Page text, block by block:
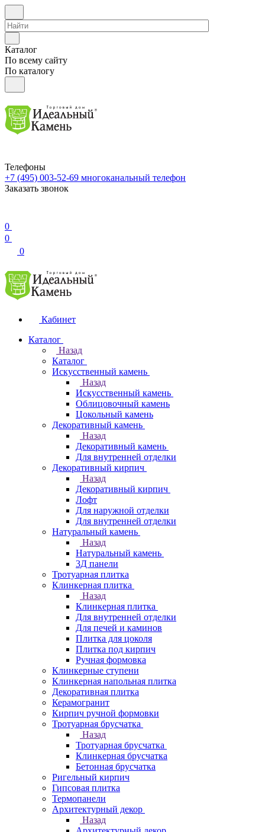
Каталог
По всему сайту
По каталогу
Телефоны
+7 (495) 003-52-69 многоканальный телефон
Заказать звонок
0
0
0
Кабинет
Каталог
Назад
Каталог
Искусственный камень
Назад
Искусственный камень
Облицовочный камень
Цокольный камень
Декоративный камень
Назад
Декоративный камень
Для внутренней отделки
Декоративный кирпич
Назад
Декоративный кирпич
Лофт
Для наружной отделки
Для внутренней отделки
Натуральный камень
Назад
Натуральный камень
3Д панели
Тротуарная плитка
Клинкерная плитка
Назад
Клинкерная плитка
Для внутренней отделки
Для печей и каминов
Плитка для цоколя
Плитка под кирпич
Ручная формовка
Клинкерные ступени
Клинкерная напольная плитка
Декоративная плитка
Керамогранит
Кирпич ручной формовки
Тротуарная брусчатка
Назад
Тротуарная брусчатка
Клинкерная брусчатка
Бетонная брусчатка
Ригельный кирпич
Гипсовая плитка
Термопанели
Архитектурный декор
Назад